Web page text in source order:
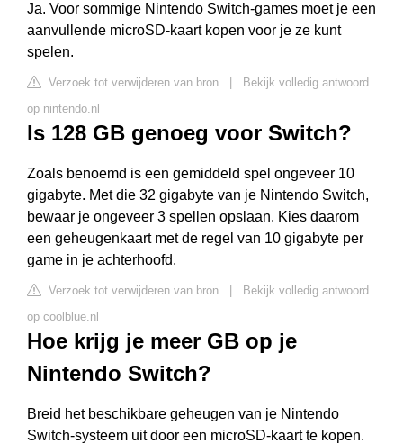
Ja. Voor sommige Nintendo Switch-games moet je een
aanvullende microSD-kaart kopen voor je ze kunt
spelen.
Verzoek tot verwijderen van bron
Bekijk volledig antwoord
op nintendo.nl
Is 128 GB genoeg voor Switch?
Zoals benoemd is een gemiddeld spel ongeveer 10
gigabyte. Met die 32 gigabyte van je Nintendo Switch,
bewaar je ongeveer 3 spellen opslaan. Kies daarom
een geheugenkaart met de regel van 10 gigabyte per
game in je achterhoofd.
Verzoek tot verwijderen van bron
Bekijk volledig antwoord
op coolblue.nl
Hoe krijg je meer GB op je
Nintendo Switch?
Breid het beschikbare geheugen van je Nintendo
Switch-systeem uit door een microSD-kaart te kopen.